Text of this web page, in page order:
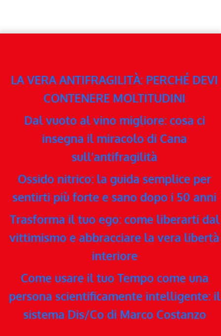
LA VERA ANTIFRAGILITÀ: PERCHÉ DEVI
CONTENERE MOLTITUDINI
Dal vuoto al vino migliore: cosa ci
insegna il miracolo di Cana
sull’antifragilità
Ossido nitrico: la guida semplice per
sentirti più forte e sano dopo i 50 anni
Trasforma il tuo ego: come liberarti dal
vittimismo e abbracciare la vera libertà
interiore
Come usare il tuo Tempo come una
persona scientificamente intelligente: il
sistema Dis/Co di Marco Costanzo